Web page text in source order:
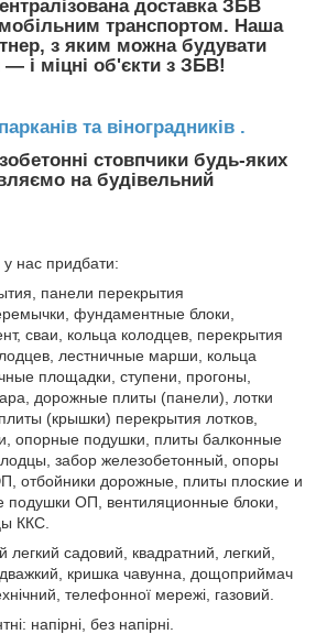
доставка ЗБВ
транспортом. Наша
з яким можна будувати
― і міцні об'єкти з ЗБВ!
та віноградників .
стовпчики будь-яких
на будівельний
нас придбати:
панели перекрытия
фундаментные блоки,
сваи, кольца колодцев, перекрытия
лестничные марши, кольца
площадки, ступени, прогоны,
дорожные плиты (панели), лотки
(крышки) перекрытия лотков,
опорные подушки, плиты балконные
забор железобетонный, опоры
отбойники дорожные, плиты плоские и
подушки ОП, вентиляционные блоки,
ККС.
легкий садовий, квадратний, легкий,
кришка чавунна, дощоприймач
телефонної мережі, газовий.
напірні, без напірні.